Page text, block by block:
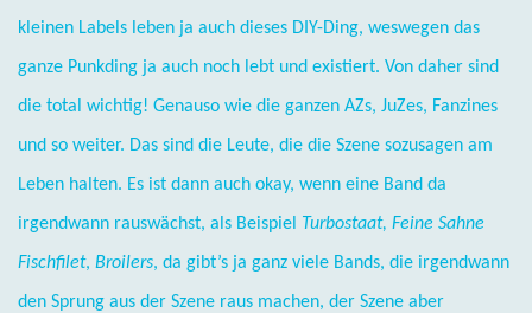
kleinen Labels leben ja auch dieses DIY-Ding, weswegen das
ganze Punkding ja auch noch lebt und existiert. Von daher sind
die total wichtig! Genauso wie die ganzen AZs, JuZes, Fanzines
und so weiter. Das sind die Leute, die die Szene sozusagen am
Leben halten. Es ist dann auch okay, wenn eine Band da
irgendwann rauswächst, als Beispiel Turbostaat, Feine Sahne
Fischfilet, Broilers, da gibt’s ja ganz viele Bands, die irgendwann
den Sprung aus der Szene raus machen, der Szene aber